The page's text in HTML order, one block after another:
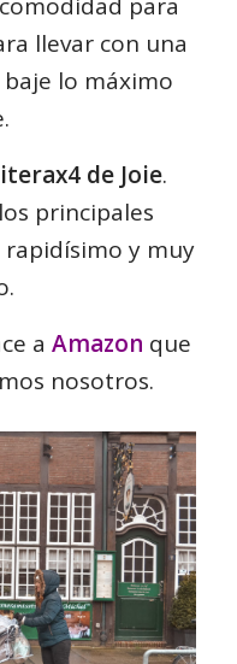
llevar con una
lo máximo
de Joie.
principales
y muy
aAmazon que
nosotros.